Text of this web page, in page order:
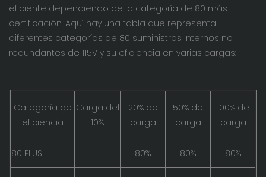
eficiente dependiendo de la categoría de 80 más
certificación. Aquí hay una tabla que representa
diferentes categorías de 80 suministros internos no
redundantes de 115V y su eficiencia en varias cargas:
Categoría de
eficiencia
Carga del
10%
20% de
carga
50% de
carga
100% de
carga
80 PLUS - 80% 80% 80%